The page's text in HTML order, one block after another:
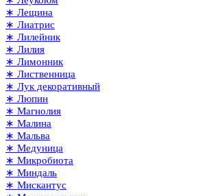
∗ Лещина
∗ Лиатрис
∗ Лилейник
∗ Лилия
∗ Лимонник
∗ Лиственница
∗ Лук декоративный
∗ Люпин
∗ Магнолия
∗ Малина
∗ Мальва
∗ Медуница
∗ Микробиота
∗ Миндаль
∗ Мискантус